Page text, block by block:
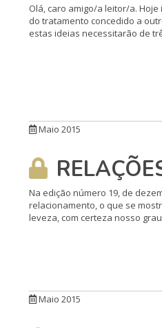
Olá, caro amigo/a leitor/a.
do tratamento concedido a
estas ideias necessitarão de
Maio 2015
Na edição número 19, de
relacionamento, o que se
leveza, com certeza nosso
Maio 2015